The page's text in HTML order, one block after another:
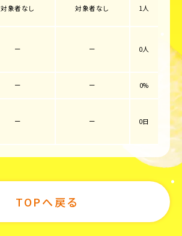
対象者なし 対象者なし 1人
ー ー 0人
ー ー 0%
ー ー 0日
TOPへ戻る